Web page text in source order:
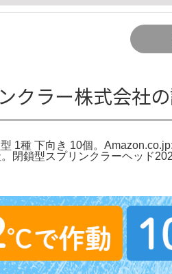
クラー株式会社
1種 下向き 10個。
閉鎖型スプリンクラーヘッド